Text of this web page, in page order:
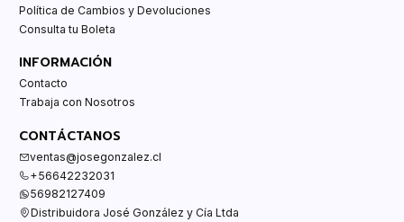
Política de Cambios y Devoluciones
Consulta tu Boleta
INFORMACIÓN
Contacto
Trabaja con Nosotros
CONTÁCTANOS
ventas@josegonzalez.cl
+56642232031
56982127409
Distribuidora José González y Cía Ltda